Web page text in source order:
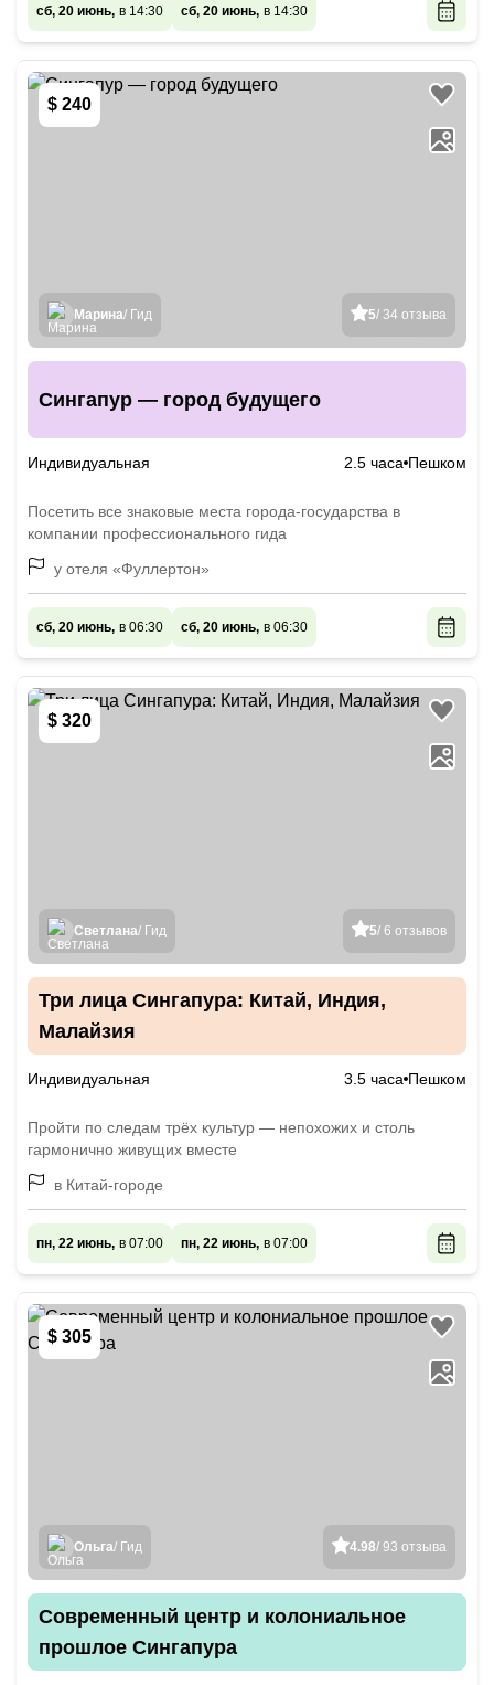
сб, 20 июнь, в 14:30 сб, 20 июнь, в 14:30
$ 240
5/ 34 отзыва
Марина/ Гид
Сингапур — город будущего
Индивидуальная 2.5 часа Пешком
Посетить все знаковые места города-государства в
компании профессионального гида
у отеля «Фуллертон»
сб, 20 июнь, в 06:30 сб, 20 июнь, в 06:30
$ 320
5/ 6 отзывов
Светлана/ Гид
Три лица Сингапура: Китай, Индия,
Малайзия
Индивидуальная 3.5 часа Пешком
Пройти по следам трёх культур — непохожих и столь
гармонично живущих вместе
в Китай-городе
пн, 22 июнь, в 07:00 пн, 22 июнь, в 07:00
$ 305
4.98/ 93 отзыва
Ольга/ Гид
Современный центр и колониальное
прошлое Сингапура